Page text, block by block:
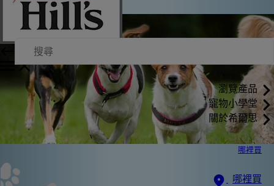
瀏覽產品
寵物小學堂
關於希爾思
哪裡買
哪裡買